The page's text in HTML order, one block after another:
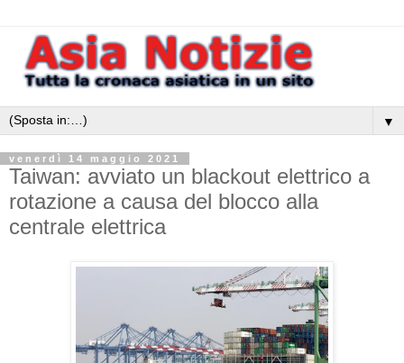
▼
venerdì 14 maggio 2021
Taiwan: avviato un blackout elettrico a
rotazione a causa del blocco alla
centrale elettrica